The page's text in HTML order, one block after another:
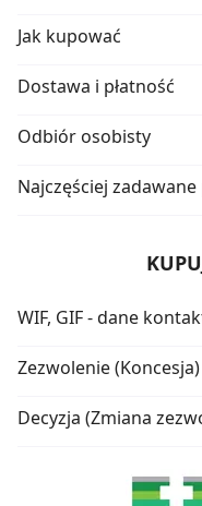
Jak kupować
Dostawa i płatność
Odbiór osobisty
Najczęściej
WIF, GIF - dane
Zezwolenie (Koncesja)
Decyzja (Zmiana